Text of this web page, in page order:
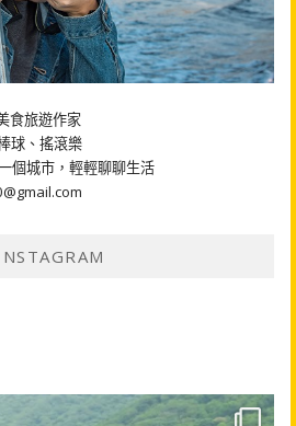
食旅遊作家
球、搖滾樂
個城市，輕輕聊聊生活